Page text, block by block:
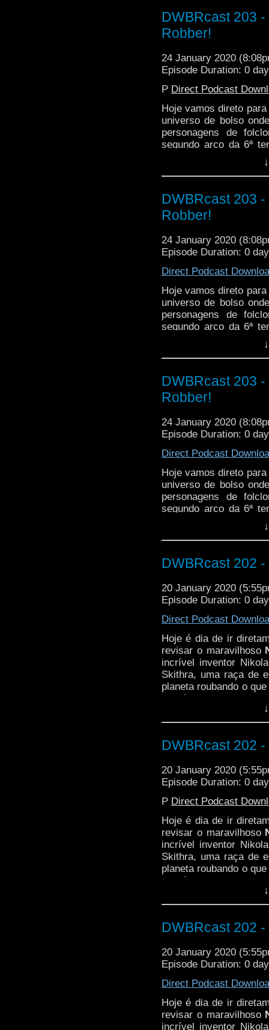
DWBRcast 203
Robber!
24 January 2020
Episode Duration: 0
P Direct Podcast
Hoje vamos direto
universo de bolso
personagens de
segundo arco da 6ª
aventuras mais
no seu unicórnio e
DWBRcast 203
Robber!
24 January 2020
Episode Duration: 0
Direct Podcast
Hoje vamos direto
universo de bolso
personagens de
segundo arco da 6ª
aventuras mais
no seu unicórnio e
DWBRcast 203
Robber!
24 January 2020
Episode Duration: 0
Direct Podcast
Hoje vamos direto
universo de bolso
personagens de
segundo arco da 6ª
aventuras mais
no seu unicórnio e
DWBRcast 202
20 January 2020
Episode Duration: 0
Direct Podcast
Hoje é dia de ir
revisar o maravilhoso
incrível inventor
Skithra, uma raça de
planeta roubando o
Cabe a Doutora e sua
DWBRcast 202
20 January 2020
Episode Duration: 0
P Direct Podcast
Hoje é dia de ir
revisar o maravilhoso
incrível inventor
Skithra, uma raça de
planeta roubando o
Cabe a Doutora e sua
DWBRcast 202
20 January 2020
Episode Duration: 0
Direct Podcast
Hoje é dia de ir
revisar o maravilhoso
incrível inventor